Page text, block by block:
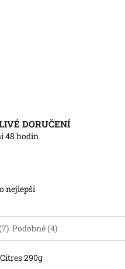
DORUČENÍ
48 hodin
nejlepší
Podobné (4)
290g